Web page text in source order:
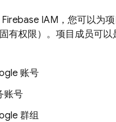
IAM，您可以为
有权限）。项目成员可以
账号
账号
群组